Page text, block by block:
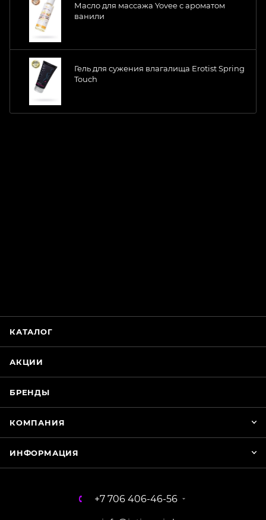
Масло для массажа Yovee с ароматом
ванили
Гель для сужения влагалища Erotist Spring
Touch
КАТАЛОГ
АКЦИИ
БРЕНДЫ
КОМПАНИЯ
ИНФОРМАЦИЯ
+7 706 406-46-56
WhatsApp